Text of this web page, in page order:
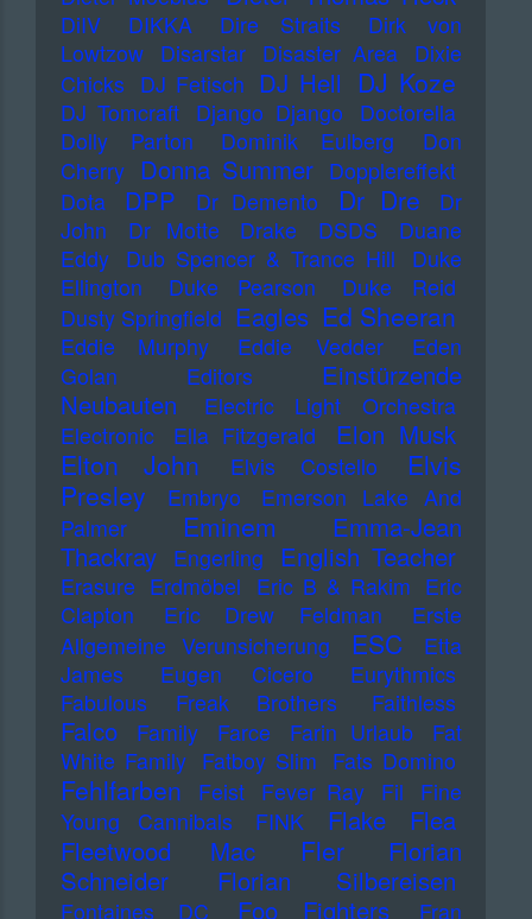
DiIV DIKKA Dire Straits
Dirk von
Lowtzow
Disarstar Disaster Area
Dixie
Chicks DJ Fetisch DJ Hell DJ Koze
DJ Tomcraft Django Django
Doctorella
Dolly Parton
Dominik Eulberg
Don
Cherry Donna Summer Dopplereffekt
Dota
DPP Dr Demento Dr Dre
Dr
John
Dr Motte Drake DSDS
Duane
Eddy
Dub Spencer & Trance Hill
Duke
Ellington
Duke Pearson
Duke Reid
Dusty Springfield Eagles Ed Sheeran
Eddie Murphy Eddie Vedder
Eden
Golan
Editors
Einstürzende
Neubauten
Electric Light Orchestra
Electronic
Ella Fitzgerald Elon Musk
Elton John Elvis Costello
Elvis
Presley
Embryo
Emerson Lake And
Palmer
Eminem
Emma-Jean
Thackray
Engerling English Teacher
Erasure Erdmöbel Eric B & Rakim Eric
Clapton
Eric Drew Feldman
Erste
Allgemeine Verunsicherung
ESC
Etta
James
Eugen Cicero
Eurythmics
Fabulous Freak Brothers
Faithless
Falco Family Farce Farin Urlaub
Fat
White Family Fatboy Slim Fats Domino
Fehlfarben Feist Fever Ray Fil
Fine
Young Cannibals
FINK Flake
Flea
Fleetwood Mac
Fler
Florian
Schneider
Florian Silbereisen
Fontaines DC Foo Fighters
Fran